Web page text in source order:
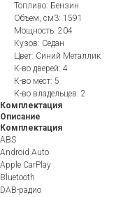
Топливо: Бензин
Объем, см3: 1591
Мощность: 204
Кузов: Седан
Цвет: Синий Металлик
К-во дверей: 4
К-во мест: 5
К-во владельцев: 2
Комплектация
Описание
Комплектация
ABS
Android Auto
Apple CarPlay
Bluetooth
DAB-радио